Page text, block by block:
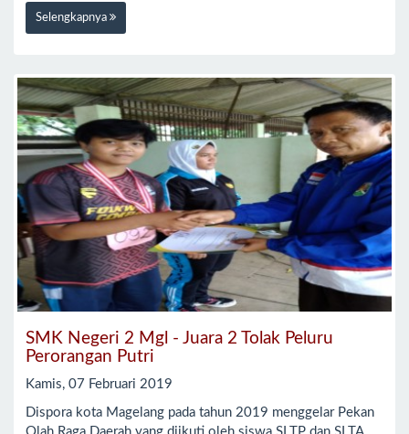
Selengkapnya
SMK Negeri 2 Mgl - Juara 2 Tolak Peluru
Perorangan Putri
Kamis, 07 Februari 2019
Dispora kota Magelang pada tahun 2019 menggelar Pekan